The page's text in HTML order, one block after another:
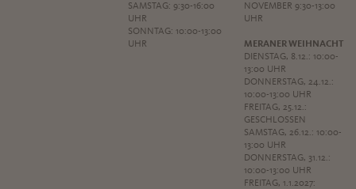
SAMSTAG: 9:30-16:00
UHR
SONNTAG: 10:00-13:00
UHR
NOVEMBER 9:30-13:00
UHR
MERANER WEIHNACHT
DIENSTAG, 8.12.: 10:00-
13:00 UHR
DONNERSTAG, 24.12.:
10:00-13:00 UHR
FREITAG, 25.12.:
GESCHLOSSEN
SAMSTAG, 26.12.: 10:00-
13:00 UHR
DONNERSTAG, 31.12.:
10:00-13:00 UHR
FREITAG, 1.1.2027: